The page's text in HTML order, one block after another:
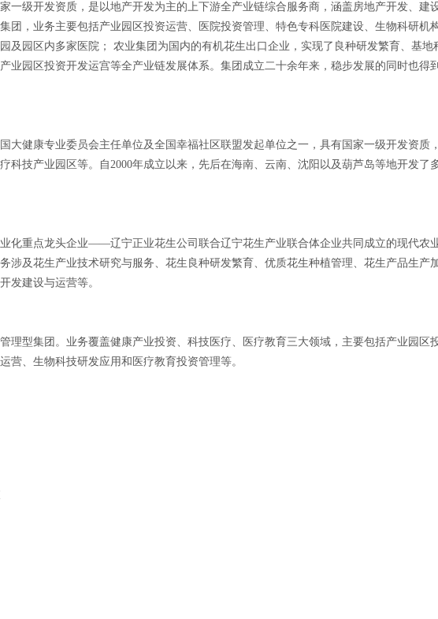
一级开发资质，是以地产开发为主的上下游全产业链综合服务商，涵盖房地产开发、建
团，业务主要包括产业园区投资运营、医院投资管理、特色专科医院建设、生物科研机
及园区内多家医院； 农业集团为国内的有机花生出口企业，实现了良种研发繁育、基地
业园区投资开发运宫等全产业链发展体系。集团成立二十余年来，稳步发展的同时也得
大健康专业委员会主任单位及全国幸福社区联盟发起单位之一，具有国家一级开发资质
科技产业园区等。自2000年成立以来，先后在海南、云南、沈阳以及葫芦岛等地开发了
化重点龙头企业——辽宁正业花生公司联合辽宁花生产业联合体企业共同成立的现代农
涉及花生产业技术研究与服务、花生良种研发繁育、优质花生种植管理、花生产品生产
发建设与运营等。
理型集团。业务覆盖健康产业投资、科技医疗、医疗教育三大领域，主要包括产业园区
营、生物科技研发应用和医疗教育投资管理等。